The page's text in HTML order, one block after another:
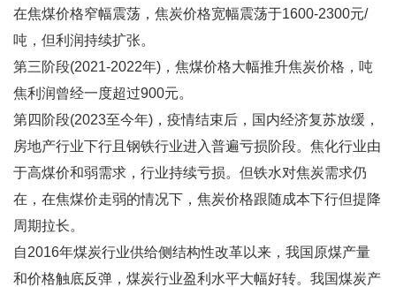
在焦煤价格窄幅震荡，焦炭价格宽幅震荡于1600-2300元/
吨，但利润持续扩张。
第三阶段(2021-2022年)，焦煤价格大幅推升焦炭价格，吨
焦利润曾经一度超过900元。
第四阶段(2023至今年)，疫情结束后，国内经济复苏放缓，
房地产行业下行且钢铁行业进入普遍亏损阶段。焦化行业由
于高煤价和弱需求，行业持续亏损。但铁水对焦炭需求仍
在，在焦煤价走弱的情况下，焦炭价格跟随成本下行但提降
周期拉长。
自2016年煤炭行业供给侧结构性改革以来，我国原煤产量
和价格触底反弹，煤炭行业盈利水平大幅好转。我国煤炭产